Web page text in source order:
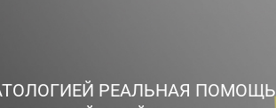
РЕАЛЬНАЯ ПОМОЩЬ